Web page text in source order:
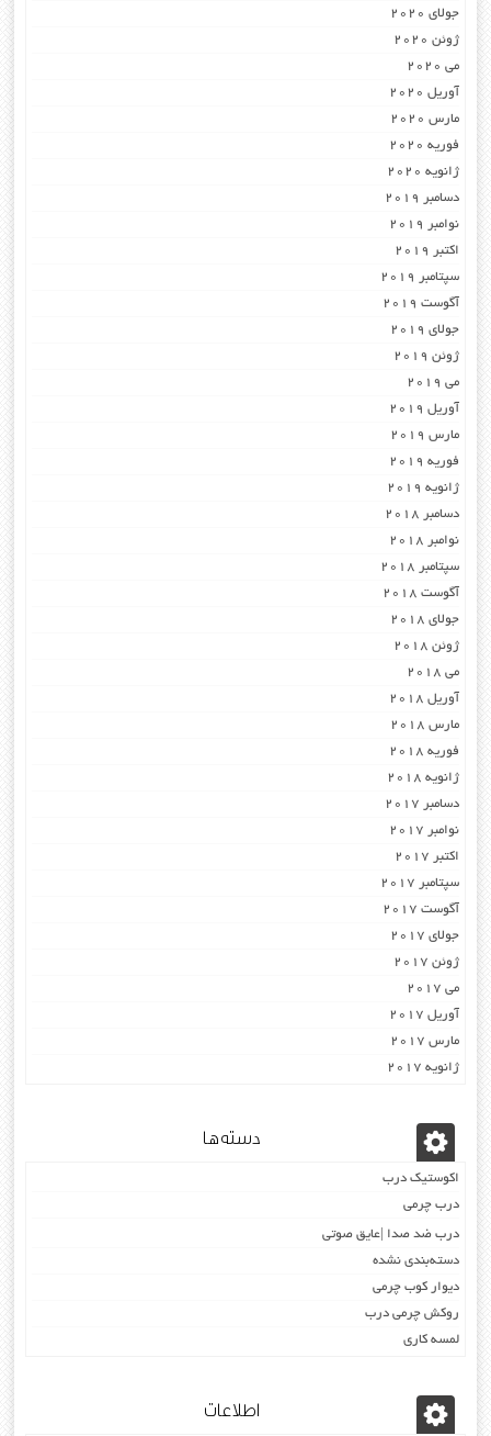
جولای 2020
ژوئن 2020
می 2020
آوریل 2020
مارس 2020
فوریه 2020
ژانویه 2020
دسامبر 2019
نوامبر 2019
اکتبر 2019
سپتامبر 2019
آگوست 2019
جولای 2019
ژوئن 2019
می 2019
آوریل 2019
مارس 2019
فوریه 2019
ژانویه 2019
دسامبر 2018
نوامبر 2018
سپتامبر 2018
آگوست 2018
جولای 2018
ژوئن 2018
می 2018
آوریل 2018
مارس 2018
فوریه 2018
ژانویه 2018
دسامبر 2017
نوامبر 2017
اکتبر 2017
سپتامبر 2017
آگوست 2017
جولای 2017
ژوئن 2017
می 2017
آوریل 2017
مارس 2017
ژانویه 2017
دسته‌ها
اکوستیک درب
درب چرمی
درب ضد صدا |عایق صوتی
دسته‌بندی نشده
دیوار کوب چرمی
روکش چرمی درب
لمسه کاری
اطلاعات